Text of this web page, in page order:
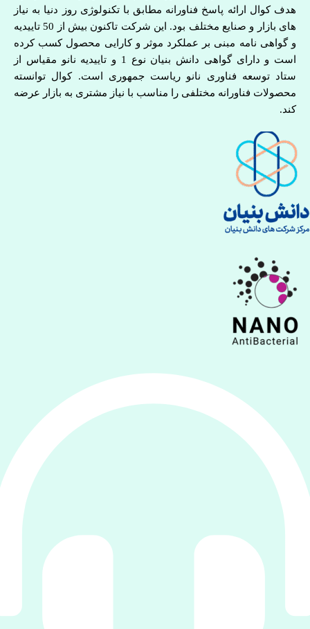
هدف کوال ارائه پاسخ فناورانه مطابق با تکنولوژی روز دنیا به نیاز
های بازار و صنایع مختلف بود. این شرکت تاکنون بیش از 50 تاییدیه
و گواهی نامه مبنی بر عملکرد موثر و کارایی محصول کسب کرده
است و دارای گواهی دانش بنیان نوع 1 و تاییدیه نانو مقیاس از
ستاد توسعه فناوری نانو ریاست جمهوری است. کوال توانسته
محصولات فناورانه مختلفی را مناسب با نیاز مشتری به بازار عرضه
کند.